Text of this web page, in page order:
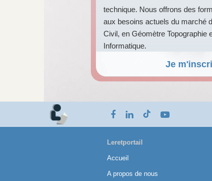
technique. Nous offrons des
aux besoins actuels du marché
Civil, en Géomètre Topographie
Informatique.
Je
Leretportail
Accueil
A propos de nous